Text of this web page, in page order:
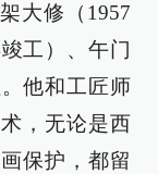
大修（1957
工）、午门
他和工匠师
，无论是西
保护，都留